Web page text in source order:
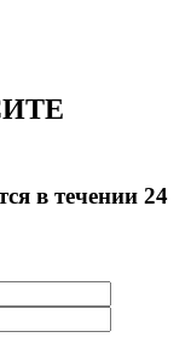
в течении 24